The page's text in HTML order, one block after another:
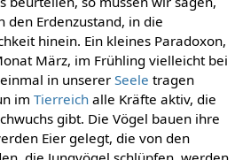
den Erdenzustand, in die
hinein. Ein kleines Paradoxon,
März, im Frühling vielleicht bei
in unserer Seele tragen
im Tierreichalle Kräfte aktiv, die
gibt. Die Vögel bauen ihre
Eier gelegt, die von den